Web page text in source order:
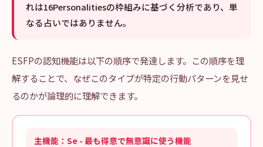
れは16Personalitiesの枠組みに基づく分析であり、単
なる占いではありません。
ESFPの認知機能は以下の順序で発達します。この順序を理
解することで、なぜこのタイプが特定の行動パターンを見せ
るのかが論理的に理解できます。
主機能：Se - 最も得意で無意識に使う機能